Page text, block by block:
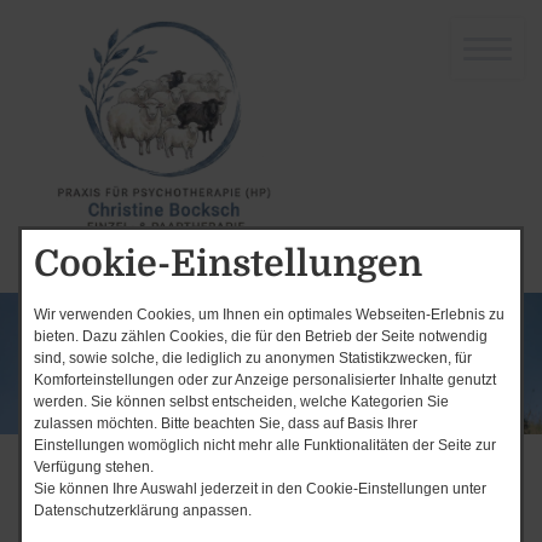
Cookie-Einstellungen
Wir verwenden Cookies, um Ihnen ein optimales Webseiten-Erlebnis zu
bieten. Dazu zählen Cookies, die für den Betrieb der Seite notwendig
sind, sowie solche, die lediglich zu anonymen Statistikzwecken, für
Komforteinstellungen oder zur Anzeige personalisierter Inhalte genutzt
werden. Sie können selbst entscheiden, welche Kategorien Sie
zulassen möchten. Bitte beachten Sie, dass auf Basis Ihrer
Einstellungen womöglich nicht mehr alle Funktionalitäten der Seite zur
Verfügung stehen.
Sie können Ihre Auswahl jederzeit in den Cookie-Einstellungen unter
Datenschutzerklärung anpassen.
Start Mein Selbstverständnis